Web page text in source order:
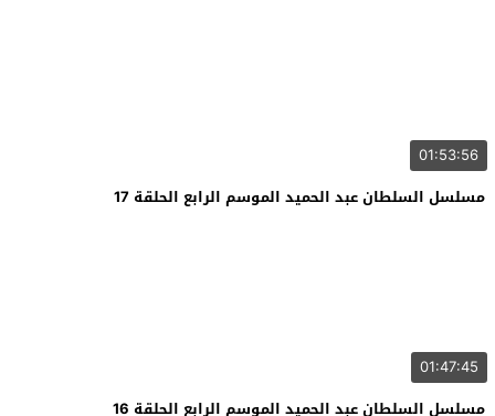
01:53:56
مسلسل السلطان عبد الحميد الموسم الرابع الحلقة 17
01:47:45
مسلسل السلطان عبد الحميد الموسم الرابع الحلقة 16